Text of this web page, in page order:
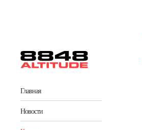
Главная
Новости